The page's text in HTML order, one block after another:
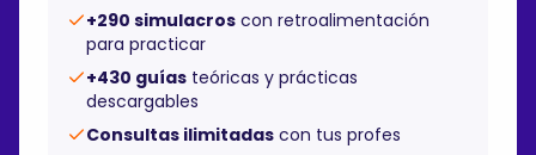
+290 simulacros con retroalimentación
para practicar
+430 guías teóricas y prácticas
descargables
Consultas ilimitadas con tus profes